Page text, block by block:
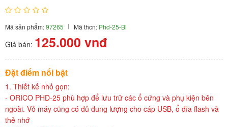
Mã sản phẩm:97265 Mã thcn: Phd-25-Bl
Giá bán: 125.000 vnđ
Đặt điểm nổi bật
1. Thiết kế nhỏ gọn:
- ORICO PHD-25 phù hợp để lưu trữ các ổ cứng và phụ kiện bên
ngoài. Vỏ máy cũng có đủ dung lượng cho cáp USB, ổ đĩa flash và
thẻ nhớ